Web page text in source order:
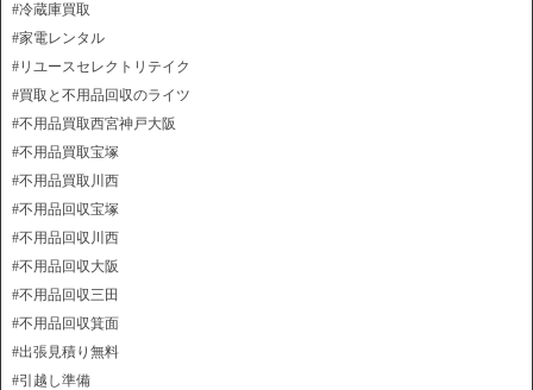
#冷蔵庫買取
#家電レンタル
#リユースセレクトリテイク
#買取と不用品回収のライツ
#不用品買取西宮神戸大阪
#不用品買取宝塚
#不用品買取川西
#不用品回収宝塚
#不用品回収川西
#不用品回収大阪
#不用品回収三田
#不用品回収箕面
#出張見積り無料
#引越し準備